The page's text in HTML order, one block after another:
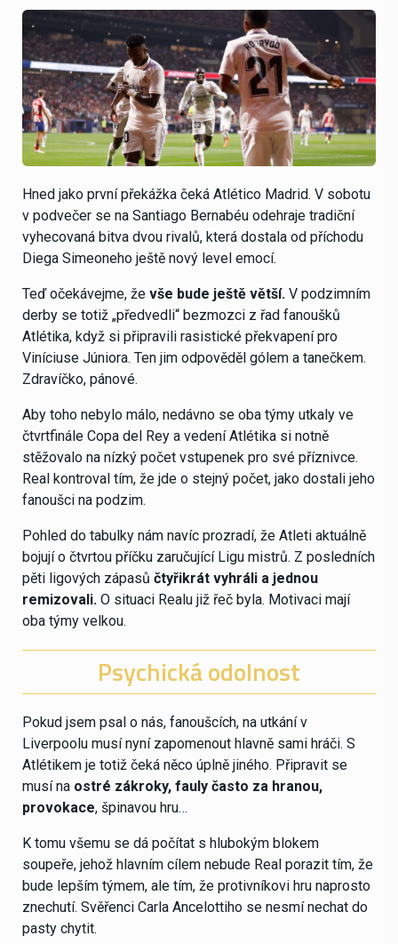
Hned jako první překážka čeká Atlético Madrid. V sobotu
v podvečer se na Santiago Bernabéu odehraje tradiční
vyhecovaná bitva dvou rivalů, která dostala od příchodu
Diega Simeoneho ještě nový level emocí.
Teď očekávejme, že vše bude ještě větší. V podzimním
derby se totiž „předvedli“ bezmozci z řad fanoušků
Atlétika, když si připravili rasistické překvapení pro
Viníciuse Júniora. Ten jim odpověděl gólem a tanečkem.
Zdravíčko, pánové.
Aby toho nebylo málo, nedávno se oba týmy utkaly ve
čtvrtfinále Copa del Rey a vedení Atlétika si notně
stěžovalo na nízký počet vstupenek pro své příznivce.
Real kontroval tím, že jde o stejný počet, jako dostali jeho
fanoušci na podzim.
Pohled do tabulky nám navíc prozradí, že Atleti aktuálně
bojují o čtvrtou příčku zaručující Ligu mistrů. Z posledních
pěti ligových zápasů čtyřikrát vyhráli a jednou
remizovali. O situaci Realu již řeč byla. Motivaci mají
oba týmy velkou.
Psychická odolnost
Pokud jsem psal o nás, fanoušcích, na utkání v
Liverpoolu musí nyní zapomenout hlavně sami hráči. S
Atlétikem je totiž čeká něco úplně jiného. Připravit se
musí na ostré zákroky, fauly často za hranou,
provokace, špinavou hru…
K tomu všemu se dá počítat s hlubokým blokem
soupeře, jehož hlavním cílem nebude Real porazit tím, že
bude lepším týmem, ale tím, že protivníkovi hru naprosto
znechutí. Svěřenci Carla Ancelottiho se nesmí nechat do
pasty chytit.